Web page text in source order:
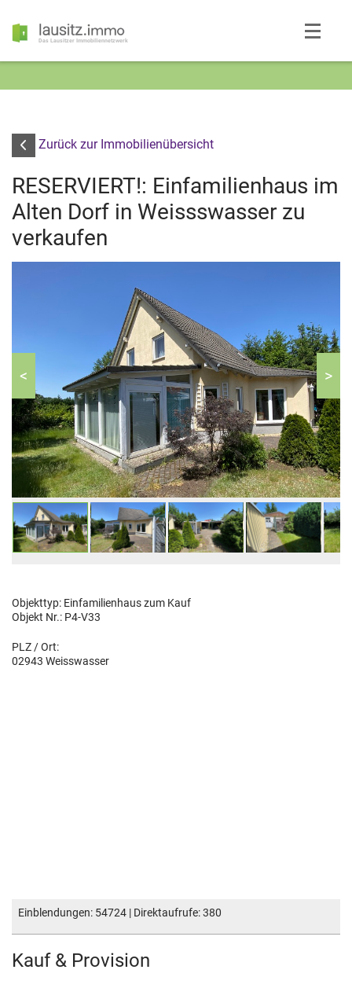
Das Lausitzer Immobiliennetzwerk
Zurück zur Immobilienübersicht
RESERVIERT!: Einfamilienhaus im
Alten Dorf in Weissswasser zu
verkaufen
< >
Objekttyp: Einfamilienhauszum Kauf
Objekt Nr.: P4-V33
PLZ / Ort:
02943 Weisswasser
Einblendungen: 54724 | Direktaufrufe: 380
Kauf & Provision